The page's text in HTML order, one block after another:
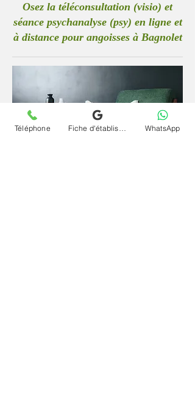
Osez la téléconsultation (visio) et
séance psychanalyse (psy) en ligne et
à distance pour angoisses à Bagnolet
Téléphone WhatsApp